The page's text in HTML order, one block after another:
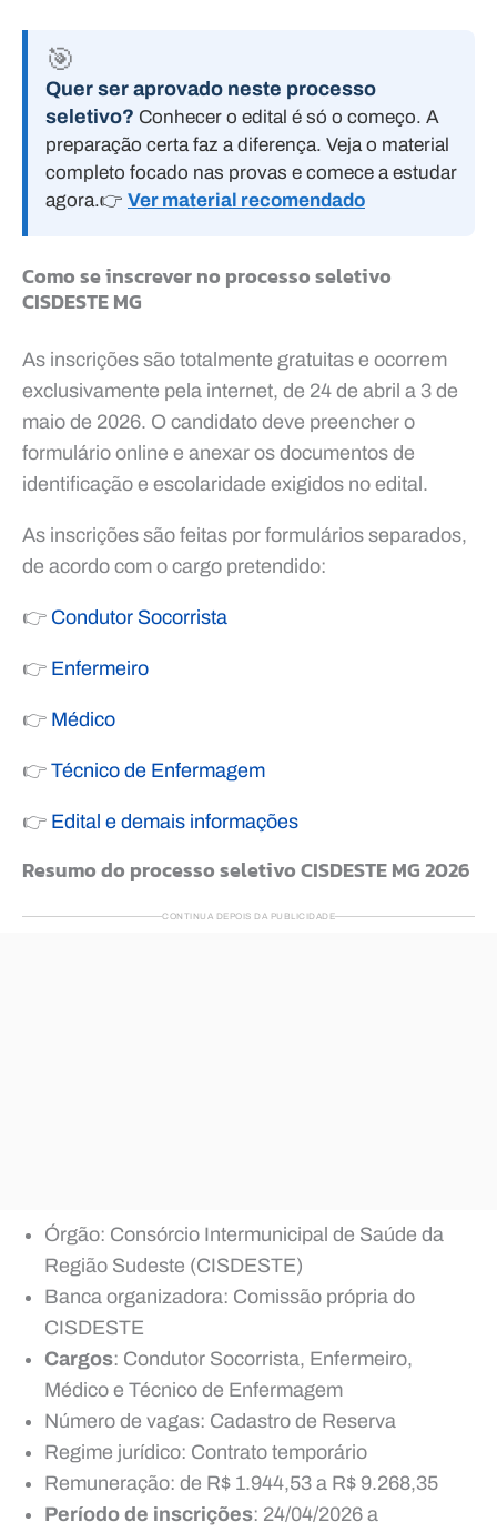
🎯
Quer ser aprovado neste processo
seletivo? Conhecer o edital é só o começo. A
preparação certa faz a diferença. Veja o material
completo focado nas provas e comece a estudar
agora.👉 Ver material recomendado
Como se inscrever no processo seletivo
CISDESTE MG
As inscrições são totalmente gratuitas e ocorrem
exclusivamente pela internet, de 24 de abril a 3 de
maio de 2026. O candidato deve preencher o
formulário online e anexar os documentos de
identificação e escolaridade exigidos no edital.
As inscrições são feitas por formulários separados,
de acordo com o cargo pretendido:
👉 Condutor Socorrista
👉 Enfermeiro
👉 Médico
👉 Técnico de Enfermagem
👉 Edital e demais informações
Resumo do processo seletivo CISDESTE MG 2026
CONTINUA DEPOIS DA PUBLICIDADE
Órgão: Consórcio Intermunicipal de Saúde da
Região Sudeste (CISDESTE)
Banca organizadora: Comissão própria do
CISDESTE
Cargos: Condutor Socorrista, Enfermeiro,
Médico e Técnico de Enfermagem
Número de vagas: Cadastro de Reserva
Regime jurídico: Contrato temporário
Remuneração: de R$ 1.944,53 a R$ 9.268,35
Período de inscrições: 24/04/2026 a